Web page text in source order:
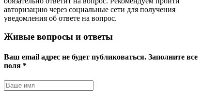
авторизацию через социальные сети для получения
уведомления об ответе на вопрос.
Живые вопросы и ответы
Ваш email адрес не будет публиковаться. Заполните все
поля *